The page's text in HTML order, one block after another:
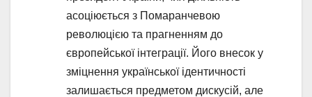
асоціюється з Помаранчевою
революцією та прагненням до
європейської інтеграції. Його внесок у
зміцнення української ідентичності
залишається предметом дискусій, але